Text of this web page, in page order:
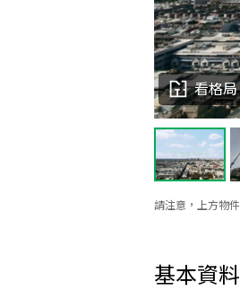
請注意，上方物
看格局
基本資料